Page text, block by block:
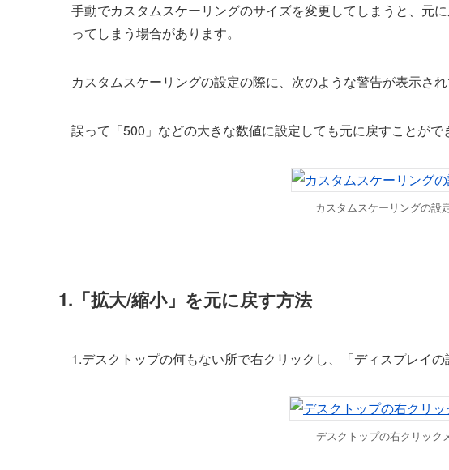
手動でカスタムスケーリングのサイズを変更してしまうと、元
ってしまう場合があります。
カスタムスケーリングの設定の際に、次のような警告が表示さ
誤って「500」などの大きな数値に設定しても元に戻すことがで
カスタムスケーリングの設
1.「拡大/縮小」を元に戻す方法
1.デスクトップの何もない所で右クリックし、「ディスプレイの
デスクトップの右クリック